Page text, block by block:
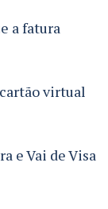
a fatura
virtual
e Vai de Visa